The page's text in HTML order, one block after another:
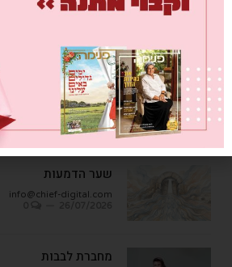
מבחן הגמבה
כאן חוגגים בכיף –
משפחתית
info@chief-digital.com
26/07/2026
0
שער הדמעות
info@chief-digital.com
מחברת לבבות